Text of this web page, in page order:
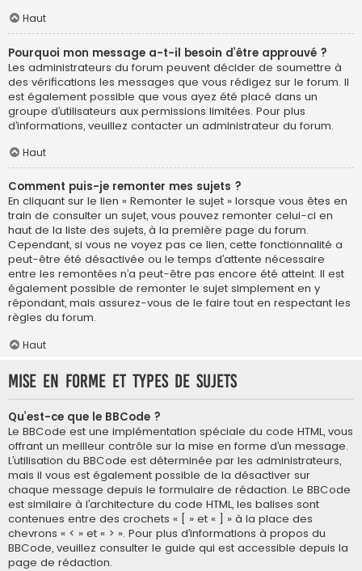
Haut
Pourquoi mon message a-t-il besoin d’être approuvé ?
Les administrateurs du forum peuvent décider de soumettre à
des vérifications les messages que vous rédigez sur le forum. Il
est également possible que vous ayez été placé dans un
groupe d’utilisateurs aux permissions limitées. Pour plus
d’informations, veuillez contacter un administrateur du forum.
Haut
Comment puis-je remonter mes sujets ?
En cliquant sur le lien « Remonter le sujet » lorsque vous êtes en
train de consulter un sujet, vous pouvez remonter celui-ci en
haut de la liste des sujets, à la première page du forum.
Cependant, si vous ne voyez pas ce lien, cette fonctionnalité a
peut-être été désactivée ou le temps d’attente nécessaire
entre les remontées n’a peut-être pas encore été atteint. Il est
également possible de remonter le sujet simplement en y
répondant, mais assurez-vous de le faire tout en respectant les
règles du forum.
Haut
Mise en forme et types de sujets
Qu’est-ce que le BBCode ?
Le BBCode est une implémentation spéciale du code HTML, vous
offrant un meilleur contrôle sur la mise en forme d’un message.
L’utilisation du BBCode est déterminée par les administrateurs,
mais il vous est également possible de la désactiver sur
chaque message depuis le formulaire de rédaction. Le BBCode
est similaire à l’architecture du code HTML, les balises sont
contenues entre des crochets « [ » et « ] » à la place des
chevrons « < » et « > ». Pour plus d’informations à propos du
BBCode, veuillez consulter le guide qui est accessible depuis la
page de rédaction.